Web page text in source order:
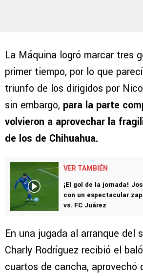
La Máquina logró marcar tres
primer tiempo, por lo que
triunfo de los dirigidos por
sin embargo, para la parte
volvieron a aprovechar la
de los de Chihuahua.
VER TAMBIÉN
¡El gol de la jornada!
con un espectacular
vs. FC Juárez
En una jugada al arranque del
Charly Rodríguez recibió el
cuartos de cancha, aprovechó